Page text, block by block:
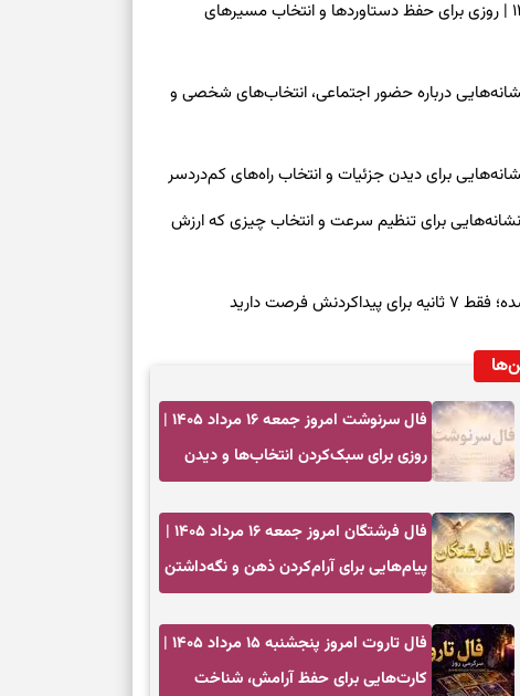
فال سرنوشت امروز پنجشنبه ۱۵ مرداد ۱۴۰۵ | روزی برای حفظ دستاوردها و انتخاب مسیرهای
امروز چهارشنبه ۱۴ مرداد ۱۴۰۵ | نشانه‌هایی درباره حضور اجتماعی، انتخاب‌های شخصی و
شمع امروز چهارشنبه ۱۴ مرداد ۱۴۰۵ | نشانه‌هایی برای تنظیم سرعت و انتخاب چیزی که ارزش
فرصت دارید
فال سرنوشت امروز جمعه ۱۶ مرداد ۱۴۰۵ |
روزی برای سبک‌کردن انتخاب‌ها و دیدن
فال فرشتگان امروز جمعه ۱۶ مرداد ۱۴۰۵ |
پیام‌هایی برای آرام‌کردن ذهن و نگه‌داشتن
فال تاروت امروز پنجشنبه ۱۵ مرداد ۱۴۰۵ |
کارت‌هایی برای حفظ آرامش، شناخت